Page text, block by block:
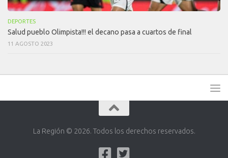
DEPORTES
Salud pueblo Olimpista!!! el decano pasa a cuartos de final
11 AGOSTO 2023
La Región © 2026. Todos los derechos reservados.